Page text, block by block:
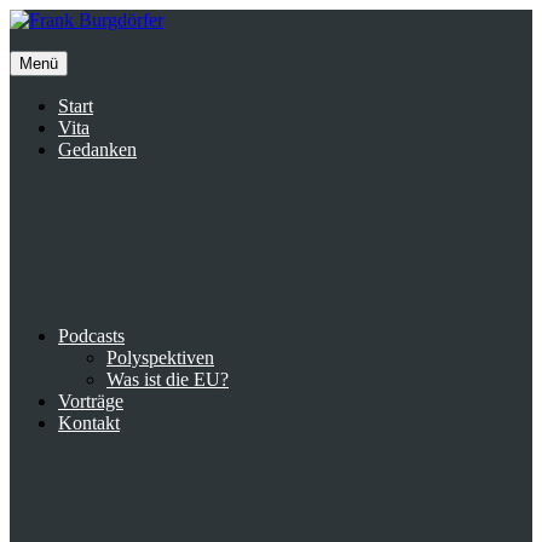
Inhalte
Menü
Start
Vita
Gedanken
Podcasts
Polyspektiven
Was ist die EU?
Vorträge
Kontakt